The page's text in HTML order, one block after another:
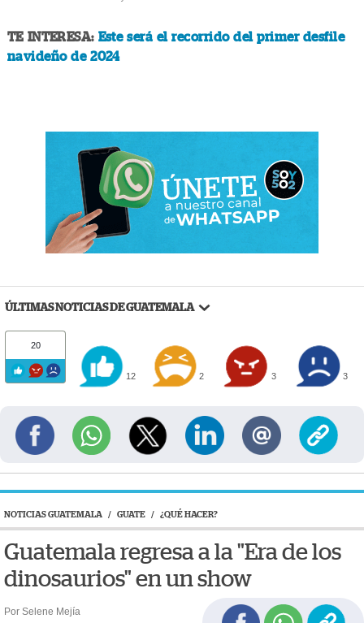
TE INTERESA: Este será el recorrido del primer desfile
navideño de 2024
ÚLTIMAS NOTICIAS DE GUATEMALA
20
12 2 3 3
NOTICIAS GUATEMALA / GUATE / ¿QUÉ HACER?
Guatemala regresa a la "Era de los
dinosaurios" en un show
Por Selene Mejía